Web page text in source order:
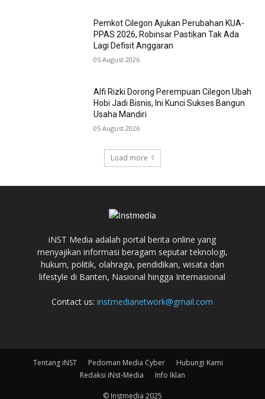
Pemkot Cilegon Ajukan Perubahan KUA-
PPAS 2026, Robinsar Pastikan Tak Ada
Lagi Defisit Anggaran
05 August 2026
Alfi Rizki Dorong Perempuan Cilegon Ubah
Hobi Jadi Bisnis, Ini Kunci Sukses Bangun
Usaha Mandiri
05 August 2026
Load more
iNST Media adalah portal berita online yang
menyajikan informasi beragam seputar teknologi,
hukum, politik, olahraga, pendidikan, wisata dan
lifestyle di Banten, Nasional hingga Internasional
Contact us:instmedianetwork@gmail.com
Tentang iNST Pedoman Media Cyber
Hubungi Kami
Redaksi iNst-Media
Info Iklan
© Instmedia 2025